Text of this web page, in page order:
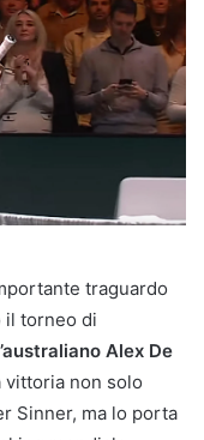
traguardo
il torneo di
Alex De
vittoria non solo
Sinner, ma lo porta